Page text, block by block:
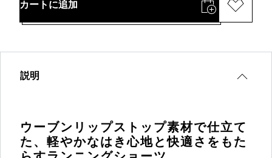
カートに追加
説明
ウーブンリップストップ素材で仕立て
た、軽やかなはき心地と快適さをもた